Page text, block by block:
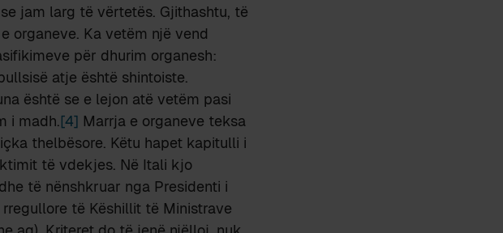
jam larg të vërtetës. Gjithashtu, të
organeve. Ka vetëm një vend
për dhurim organesh:
atje është shintoiste.
është se e lejon atë vetëm pasi
i madh.[4] Marrja e organeve teksa
thelbësore. Këtu hapet kapitulli i
të vdekjes. Në Itali kjo
të nënshkruar nga Presidenti i
të Këshillit të Ministrave